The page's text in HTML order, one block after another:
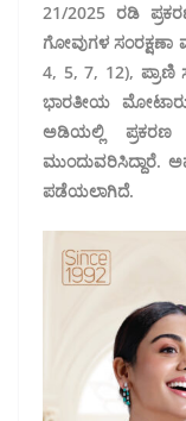
21/2025 ರಡಿ
ಗೋವುಗಳ ಸಂರಕ್ಷಣಾ
4, 5, 7, 12), ಪ್ರಾಣಿ
ಭಾರತೀಯ
ಅಡಿಯಲ್ಲಿ ಪ್ರಕರಣ
ಮುಂದುವರಿಸಿದ್ದಾರೆ.
ಪಡೆಯಲಾಗಿದೆ.